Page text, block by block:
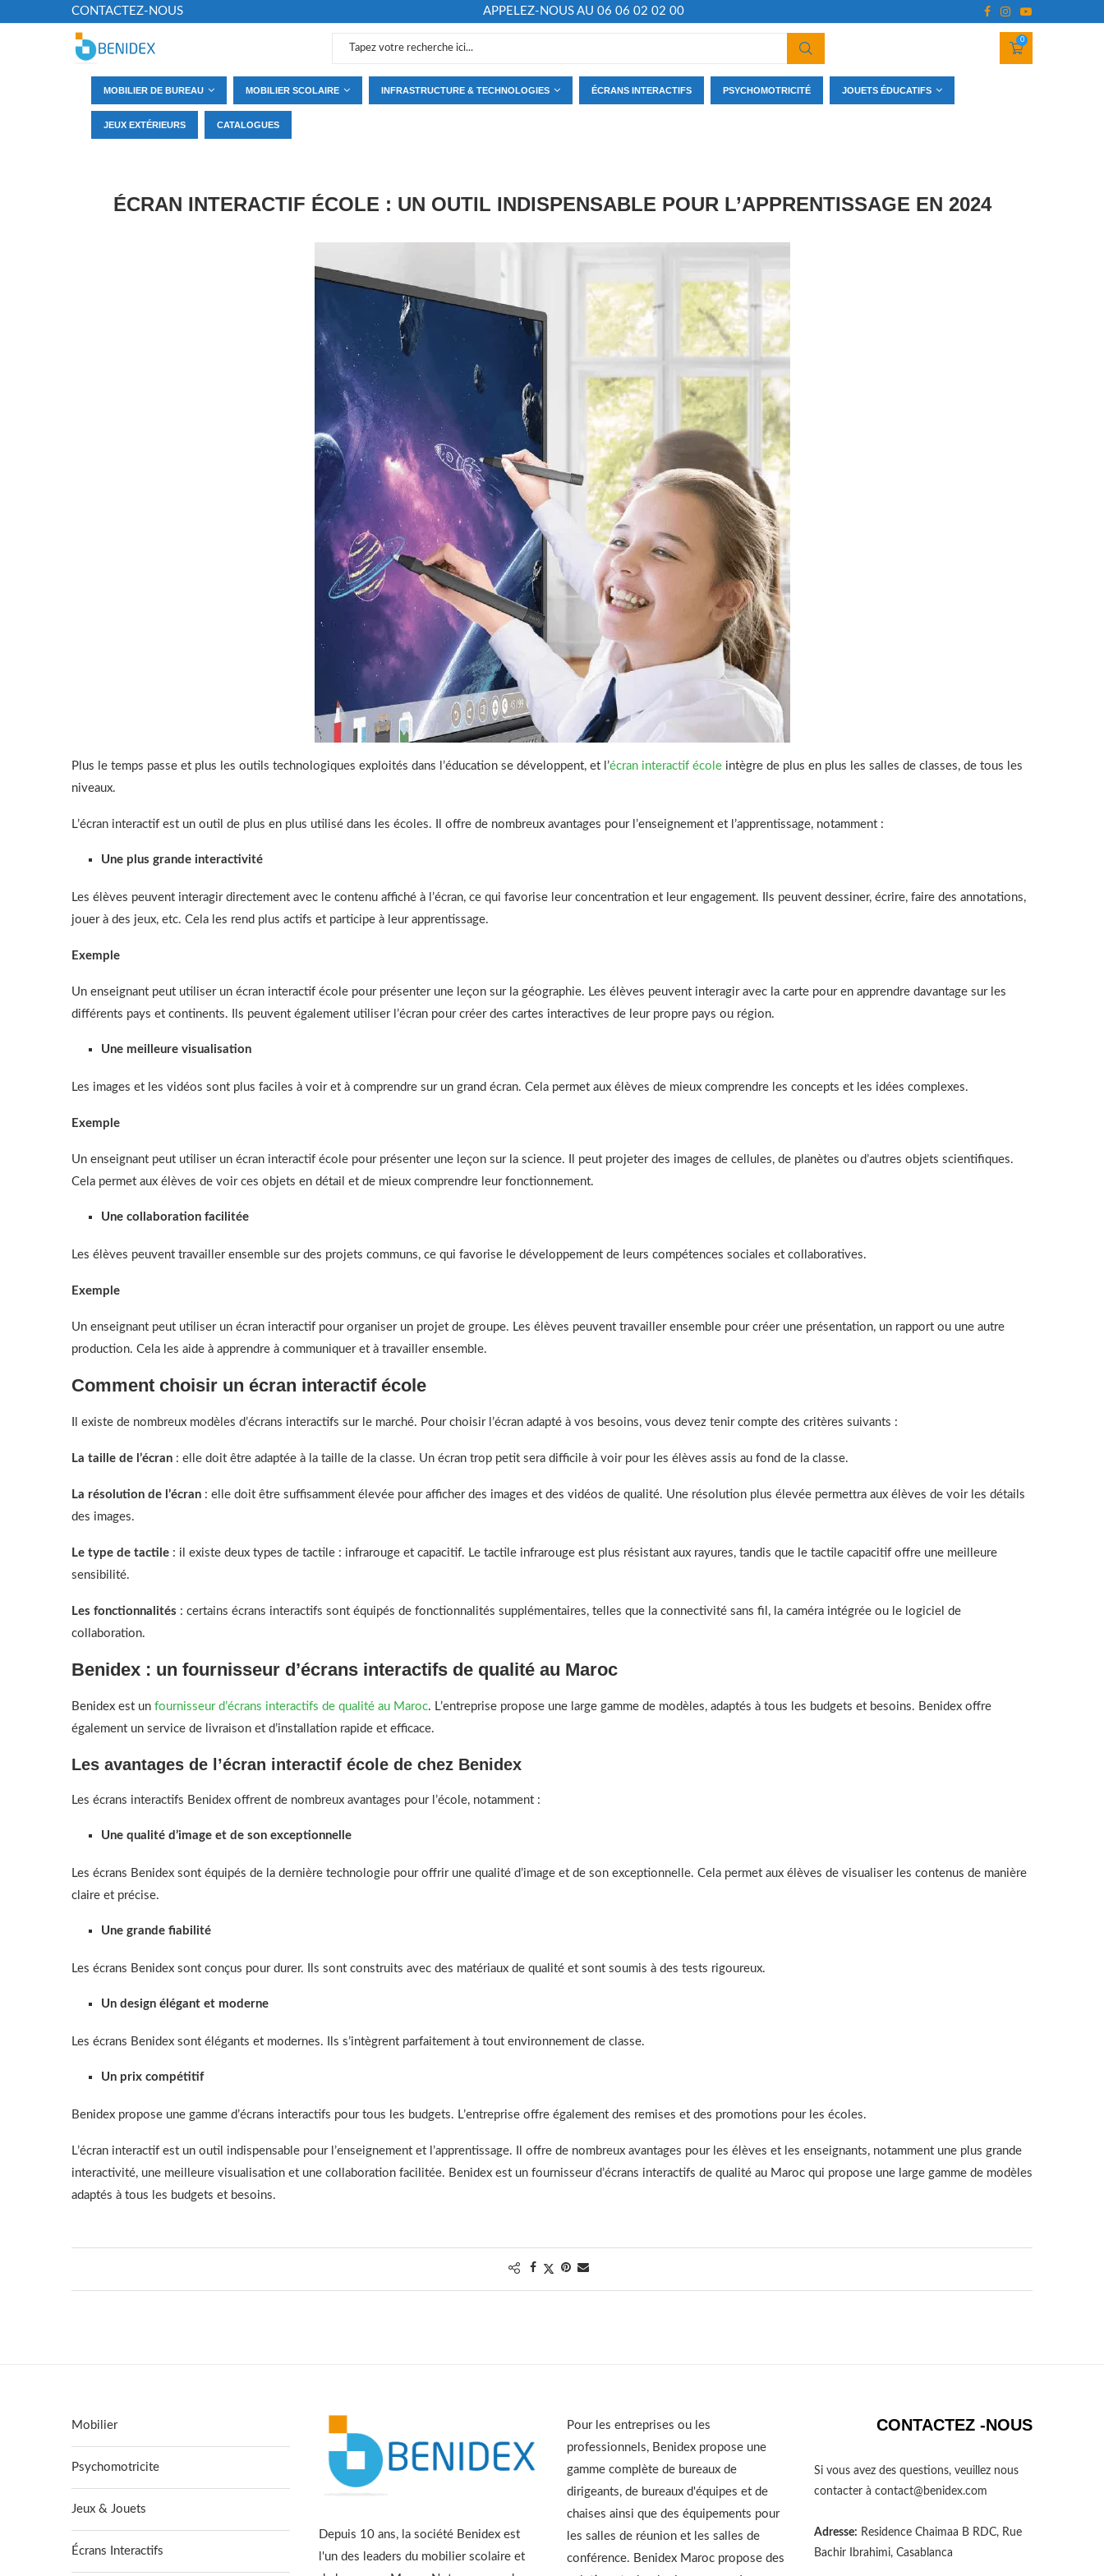
CONTACTEZ-NOUS APPELEZ-NOUS AU 06 06 02 02 00
0
MOBILIER DE BUREAU MOBILIER SCOLAIRE INFRASTRUCTURE & TECHNOLOGIES ÉCRANS INTERACTIFS PSYCHOMOTRICITÉ JOUETS ÉDUCATIFS
JEUX EXTÉRIEURS CATALOGUES
ÉCRAN INTERACTIF ÉCOLE : UN OUTIL INDISPENSABLE POUR L’APPRENTISSAGE EN 2024
Plus le temps passe et plus les outils technologiques exploités dans l’éducation se développent, et l’écran interactif école intègre de plus en plus les salles de classes, de tous les
niveaux.
L’écran interactif est un outil de plus en plus utilisé dans les écoles. Il offre de nombreux avantages pour l’enseignement et l’apprentissage, notamment :
Une plus grande interactivité
Les élèves peuvent interagir directement avec le contenu affiché à l’écran, ce qui favorise leur concentration et leur engagement. Ils peuvent dessiner, écrire, faire des annotations,
jouer à des jeux, etc. Cela les rend plus actifs et participe à leur apprentissage.
Exemple
Un enseignant peut utiliser un écran interactif école pour présenter une leçon sur la géographie. Les élèves peuvent interagir avec la carte pour en apprendre davantage sur les
différents pays et continents. Ils peuvent également utiliser l’écran pour créer des cartes interactives de leur propre pays ou région.
Une meilleure visualisation
Les images et les vidéos sont plus faciles à voir et à comprendre sur un grand écran. Cela permet aux élèves de mieux comprendre les concepts et les idées complexes.
Exemple
Un enseignant peut utiliser un écran interactif école pour présenter une leçon sur la science. Il peut projeter des images de cellules, de planètes ou d’autres objets scientifiques.
Cela permet aux élèves de voir ces objets en détail et de mieux comprendre leur fonctionnement.
Une collaboration facilitée
Les élèves peuvent travailler ensemble sur des projets communs, ce qui favorise le développement de leurs compétences sociales et collaboratives.
Exemple
Un enseignant peut utiliser un écran interactif pour organiser un projet de groupe. Les élèves peuvent travailler ensemble pour créer une présentation, un rapport ou une autre
production. Cela les aide à apprendre à communiquer et à travailler ensemble.
Comment choisir un écran interactif école
Il existe de nombreux modèles d’écrans interactifs sur le marché. Pour choisir l’écran adapté à vos besoins, vous devez tenir compte des critères suivants :
La taille de l’écran : elle doit être adaptée à la taille de la classe. Un écran trop petit sera difficile à voir pour les élèves assis au fond de la classe.
La résolution de l’écran : elle doit être suffisamment élevée pour afficher des images et des vidéos de qualité. Une résolution plus élevée permettra aux élèves de voir les détails
des images.
Le type de tactile : il existe deux types de tactile : infrarouge et capacitif. Le tactile infrarouge est plus résistant aux rayures, tandis que le tactile capacitif offre une meilleure
sensibilité.
Les fonctionnalités : certains écrans interactifs sont équipés de fonctionnalités supplémentaires, telles que la connectivité sans fil, la caméra intégrée ou le logiciel de
collaboration.
Benidex : un fournisseur d’écrans interactifs de qualité au Maroc
Benidex est un fournisseur d’écrans interactifs de qualité au Maroc. L’entreprise propose une large gamme de modèles, adaptés à tous les budgets et besoins. Benidex offre
également un service de livraison et d’installation rapide et efficace.
Les avantages de l’écran interactif école de chez Benidex
Les écrans interactifs Benidex offrent de nombreux avantages pour l’école, notamment :
Une qualité d’image et de son exceptionnelle
Les écrans Benidex sont équipés de la dernière technologie pour offrir une qualité d’image et de son exceptionnelle. Cela permet aux élèves de visualiser les contenus de manière
claire et précise.
Une grande fiabilité
Les écrans Benidex sont conçus pour durer. Ils sont construits avec des matériaux de qualité et sont soumis à des tests rigoureux.
Un design élégant et moderne
Les écrans Benidex sont élégants et modernes. Ils s’intègrent parfaitement à tout environnement de classe.
Un prix compétitif
Benidex propose une gamme d’écrans interactifs pour tous les budgets. L’entreprise offre également des remises et des promotions pour les écoles.
L’écran interactif est un outil indispensable pour l’enseignement et l’apprentissage. Il offre de nombreux avantages pour les élèves et les enseignants, notamment une plus grande
interactivité, une meilleure visualisation et une collaboration facilitée. Benidex est un fournisseur d’écrans interactifs de qualité au Maroc qui propose une large gamme de modèles
adaptés à tous les budgets et besoins.
Mobilier
Psychomotricite
Jeux & Jouets
Écrans Interactifs
Depuis 10 ans, la société Benidex est
l'un des leaders du mobilier scolaire et
Pour les entreprises ou les
professionnels, Benidex propose une
gamme complète de bureaux de
dirigeants, de bureaux d'équipes et de
chaises ainsi que des équipements pour
les salles de réunion et les salles de
conférence. Benidex Maroc propose des
CONTACTEZ -NOUS
Si vous avez des questions, veuillez nous
contacter à contact@benidex.com
Adresse: Residence Chaimaa B RDC, Rue
Bachir Ibrahimi, Casablanca